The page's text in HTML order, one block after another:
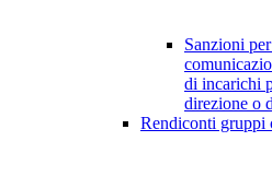
Sanzioni
di incarichi
direzione o
Rendiconti gruppi